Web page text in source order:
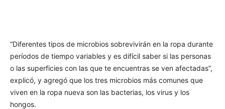
“Diferentes tipos de microbios sobrevivirán en la ropa durante
períodos de tiempo variables y es difícil saber si las personas
o las superficies con las que te encuentras se ven afectadas”,
explicó, y agregó que los tres microbios más comunes que
viven en la ropa nueva son las bacterias, los virus y los
hongos.